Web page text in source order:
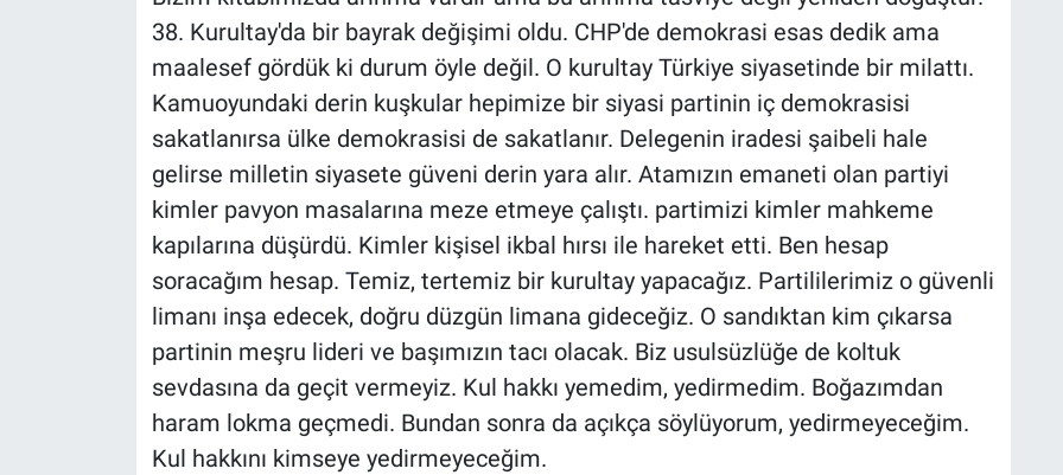
38. Kurultay'da bir bayrak değişimi oldu. CHP'de demokrasi esas dedik ama
maalesef gördük ki durum öyle değil. O kurultay Türkiye siyasetinde bir milattı.
Kamuoyundaki derin kuşkular hepimize bir siyasi partinin iç demokrasisi
sakatlanırsa ülke demokrasisi de sakatlanır. Delegenin iradesi şaibeli hale
gelirse milletin siyasete güveni derin yara alır. Atamızın emaneti olan partiyi
kimler pavyon masalarına meze etmeye çalıştı. partimizi kimler mahkeme
kapılarına düşürdü. Kimler kişisel ikbal hırsı ile hareket etti. Ben hesap
soracağım hesap. Temiz, tertemiz bir kurultay yapacağız. Partililerimiz o güvenli
limanı inşa edecek, doğru düzgün limana gideceğiz. O sandıktan kim çıkarsa
partinin meşru lideri ve başımızın tacı olacak. Biz usulsüzlüğe de koltuk
sevdasına da geçit vermeyiz. Kul hakkı yemedim, yedirmedim. Boğazımdan
haram lokma geçmedi. Bundan sonra da açıkça söylüyorum, yedirmeyeceğim.
Kul hakkını kimseye yedirmeyeceğim.